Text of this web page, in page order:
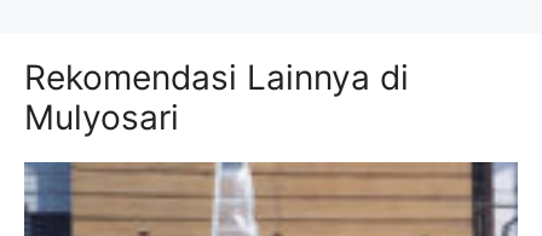
Rekomendasi Lainnya di
Mulyosari